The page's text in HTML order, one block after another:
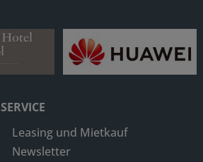
SERVICE
Leasing und Mietkauf
Newsletter